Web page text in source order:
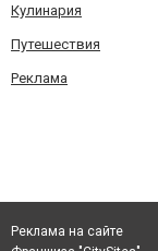
Кулинария
Путешествия
Реклама
Реклама на сайте